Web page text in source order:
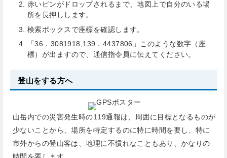
赤いピンがドロップされるまで、地図上で自分のいる場
所を長押しします。
検索ボックスで座標を確認します。
「36．3081918,139．4437806」このような数字（座
標）が出ますので、通信指令員に伝えてください。
登山をする方へ
山岳内での災害発生時の119通報は、周囲に目標となるものが
少ないことから、場所を特定するのに特に時間を要し、特に
市外からの登山客は、地理に不慣れなこともあり、かなりの